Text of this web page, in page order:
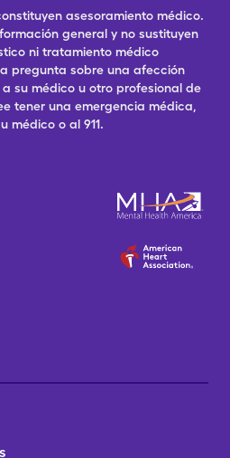
asesoramiento médico.
general y no sustituyen
ni tratamiento médico
pregunta sobre una afección
su médico u otro profesional de
tener una emergencia médica,
médico o al 911.